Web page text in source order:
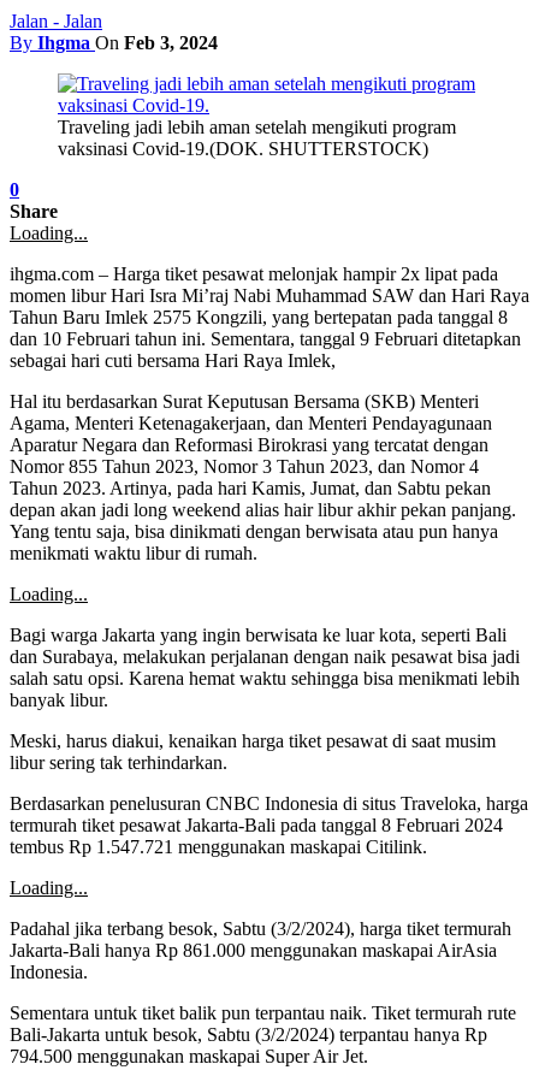
Jalan - Jalan
By Ihgma On Feb 3, 2024
Traveling jadi lebih aman setelah mengikuti program
vaksinasi Covid-19.(DOK. SHUTTERSTOCK)
0
Share
Loading...
ihgma.com – Harga tiket pesawat melonjak hampir 2x lipat pada
momen libur Hari Isra Mi’raj Nabi Muhammad SAW dan Hari Raya
Tahun Baru Imlek 2575 Kongzili, yang bertepatan pada tanggal 8
dan 10 Februari tahun ini. Sementara, tanggal 9 Februari ditetapkan
sebagai hari cuti bersama Hari Raya Imlek,
Hal itu berdasarkan Surat Keputusan Bersama (SKB) Menteri
Agama, Menteri Ketenagakerjaan, dan Menteri Pendayagunaan
Aparatur Negara dan Reformasi Birokrasi yang tercatat dengan
Nomor 855 Tahun 2023, Nomor 3 Tahun 2023, dan Nomor 4
Tahun 2023. Artinya, pada hari Kamis, Jumat, dan Sabtu pekan
depan akan jadi long weekend alias hair libur akhir pekan panjang.
Yang tentu saja, bisa dinikmati dengan berwisata atau pun hanya
menikmati waktu libur di rumah.
Loading...
Bagi warga Jakarta yang ingin berwisata ke luar kota, seperti Bali
dan Surabaya, melakukan perjalanan dengan naik pesawat bisa jadi
salah satu opsi. Karena hemat waktu sehingga bisa menikmati lebih
banyak libur.
Meski, harus diakui, kenaikan harga tiket pesawat di saat musim
libur sering tak terhindarkan.
Berdasarkan penelusuran CNBC Indonesia di situs Traveloka, harga
termurah tiket pesawat Jakarta-Bali pada tanggal 8 Februari 2024
tembus Rp 1.547.721 menggunakan maskapai Citilink.
Loading...
Padahal jika terbang besok, Sabtu (3/2/2024), harga tiket termurah
Jakarta-Bali hanya Rp 861.000 menggunakan maskapai AirAsia
Indonesia.
Sementara untuk tiket balik pun terpantau naik. Tiket termurah rute
Bali-Jakarta untuk besok, Sabtu (3/2/2024) terpantau hanya Rp
794.500 menggunakan maskapai Super Air Jet.